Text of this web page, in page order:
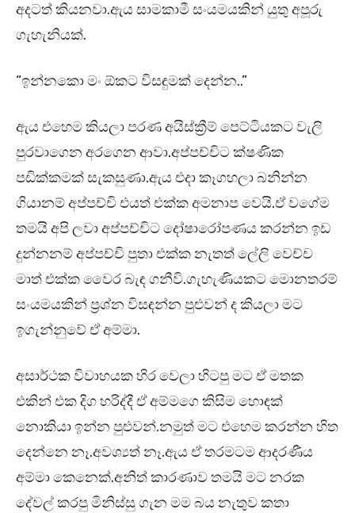
අදටත් කියනවා.ඇය සාමකාමී සංයමයකින් යුතු අපූරු
ගැහැනියක්.
“ඉන්නකො මං ඕකට විසඳුමක් දෙන්න..”
ඇය එහෙම කියලා පරණ අයිස්ක්‍රීම් පෙට්ටියකට වැලි
පුරවාගෙන අරගෙන ආවා.අප්පච්චිට ක්ෂණික
පඩික්කමක් සැකසුණා.ඇය එදා කෑගහලා බනින්න
ගියානම් අප්පච්චි එයත් එක්ක අමනාප වෙයි.ඒ වගේම
තමයි අපි ලවා අප්පච්චිට දෝෂාරෝපණය කරන්න ඉඩ
දුන්නනම් අප්පච්චි පුතා එක්ක නැතත් ලේලි වෙච්ච
මාත් එක්ක වෛර බැඳ ගනීවි.ගැහැණියකට මොනතරම්
සංයමයකින් ප්‍රශ්න විසඳන්න පුළුවන් ද කියලා මට
ඉගැන්නුවේ ඒ අම්මා.
අසාර්ථක විවාහයක හිර වෙලා හිටපු මට ඒ මතක
එකින් එක දිග හරිද්දී ඒ අම්මගෙ කිසිම හොඳක්
නොකියා ඉන්න පුළුවන්.නමුත් මට එහෙම කරන්න හිත
දෙන්නෙ නෑ.අවශ්‍යත් නෑ.ඇය ඒ තරමටම ආදරණීය
අම්මා කෙනෙක්.අනිත් කාරණාව තමයි මට නරක
දේවල් කරපු මිනිස්සු ගැන මම බය නැතුව කතා